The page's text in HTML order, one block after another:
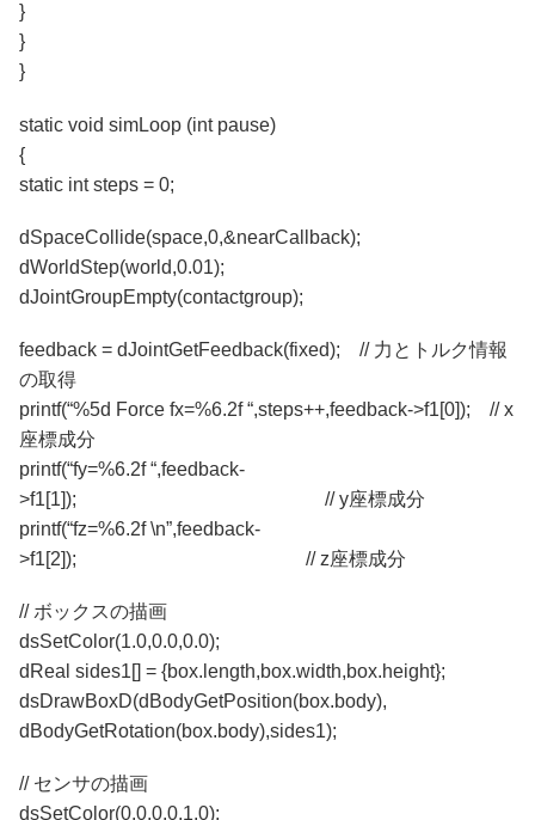
}
}
}
static void simLoop (int pause)
{
static int steps = 0;
dSpaceCollide(space,0,&nearCallback);
dWorldStep(world,0.01);
dJointGroupEmpty(contactgroup);
feedback = dJointGetFeedback(fixed); // 力とトルク情報
の取得
printf(“%5d Force fx=%6.2f “,steps++,feedback->f1[0]); // x
座標成分
printf(“fy=%6.2f “,feedback-
>f1[1]); // y座標成分
printf(“fz=%6.2f \n”,feedback-
>f1[2]); // z座標成分
// ボックスの描画
dsSetColor(1.0,0.0,0.0);
dReal sides1[] = {box.length,box.width,box.height};
dsDrawBoxD(dBodyGetPosition(box.body),
dBodyGetRotation(box.body),sides1);
// センサの描画
dsSetColor(0.0,0.0,1.0);